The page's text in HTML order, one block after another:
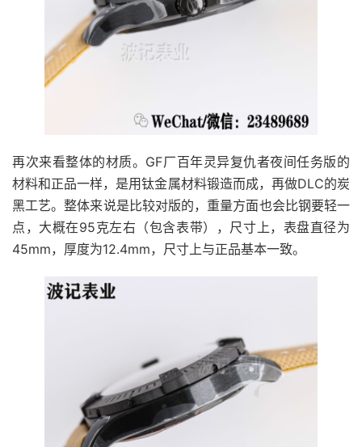
再次来看整体的材质。GF厂百年灵异复仇者夜间任务版的
材料和正品一样，是用钛金属材料锻造而成，再做DLC的炭
黑工艺。整体来说是比较对版的，重量方面也会比钢要轻一
点，大概在95克左右（包含表带），尺寸上，表盘直径为
45mm，厚度为12.4mm，尺寸上与正品基本一致。